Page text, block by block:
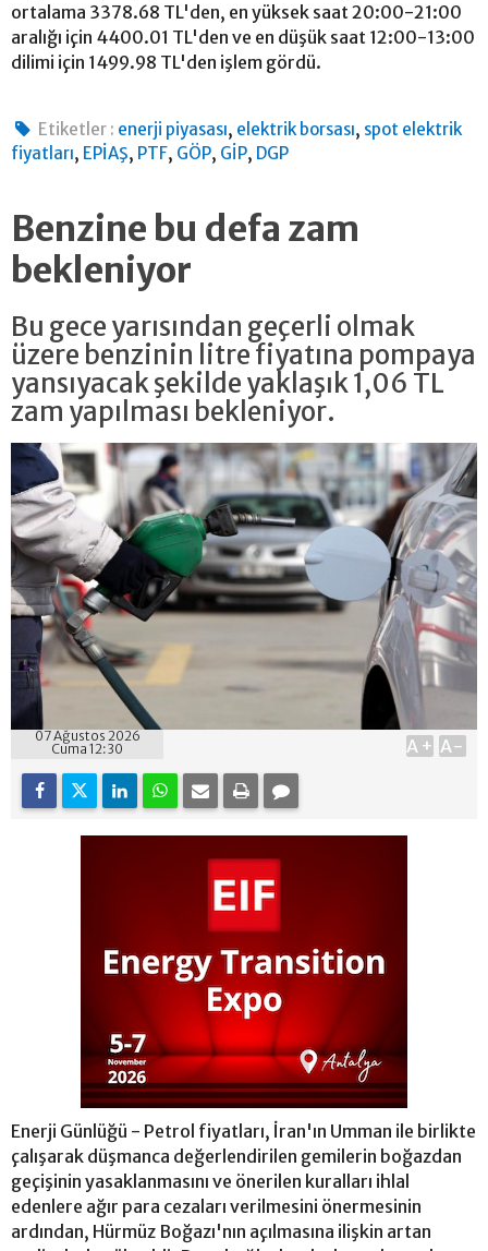
ortalama 3378.68 TL'den, en yüksek saat 20:00-21:00
aralığı için 4400.01 TL'den ve en düşük saat 12:00-13:00
dilimi için 1499.98 TL'den işlem gördü.
Etiketler : enerji piyasası, elektrik borsası, spot elektrik
fiyatları, EPİAŞ, PTF, GÖP, GİP, DGP
Benzine bu defa zam
bekleniyor
Bu gece yarısından geçerli olmak
üzere benzinin litre fiyatına pompaya
yansıyacak şekilde yaklaşık 1,06 TL
zam yapılması bekleniyor.
07 Ağustos 2026
Cuma 12:30
A+ A-
Enerji Günlüğü - Petrol fiyatları, İran'ın Umman ile birlikte
çalışarak düşmanca değerlendirilen gemilerin boğazdan
geçişinin yasaklanmasını ve önerilen kuralları ihlal
edenlere ağır para cezaları verilmesini önermesinin
ardından, Hürmüz Boğazı'nın açılmasına ilişkin artan